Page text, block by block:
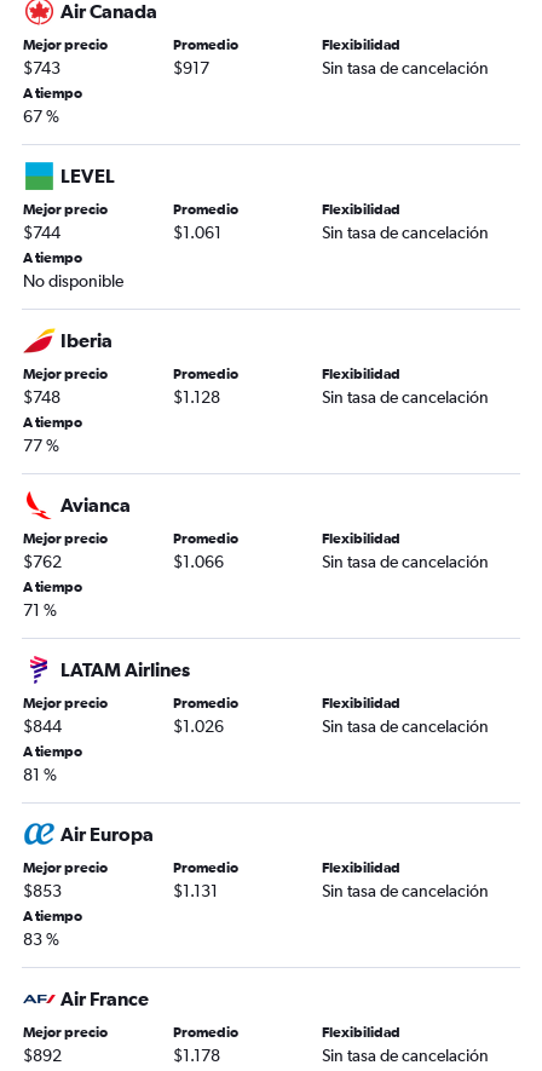
Air Canada
Mejor precio
$743
Promedio
$917
Flexibilidad
Sin tasa de cancelación
A tiempo
67 %
LEVEL
Mejor precio
$744
Promedio
$1.061
Flexibilidad
Sin tasa de cancelación
A tiempo
No disponible
Iberia
Mejor precio
$748
Promedio
$1.128
Flexibilidad
Sin tasa de cancelación
A tiempo
77 %
Avianca
Mejor precio
$762
Promedio
$1.066
Flexibilidad
Sin tasa de cancelación
A tiempo
71 %
LATAM Airlines
Mejor precio
$844
Promedio
$1.026
Flexibilidad
Sin tasa de cancelación
A tiempo
81 %
Air Europa
Mejor precio
$853
Promedio
$1.131
Flexibilidad
Sin tasa de cancelación
A tiempo
83 %
Air France
Mejor precio
$892
Promedio
$1.178
Flexibilidad
Sin tasa de cancelación